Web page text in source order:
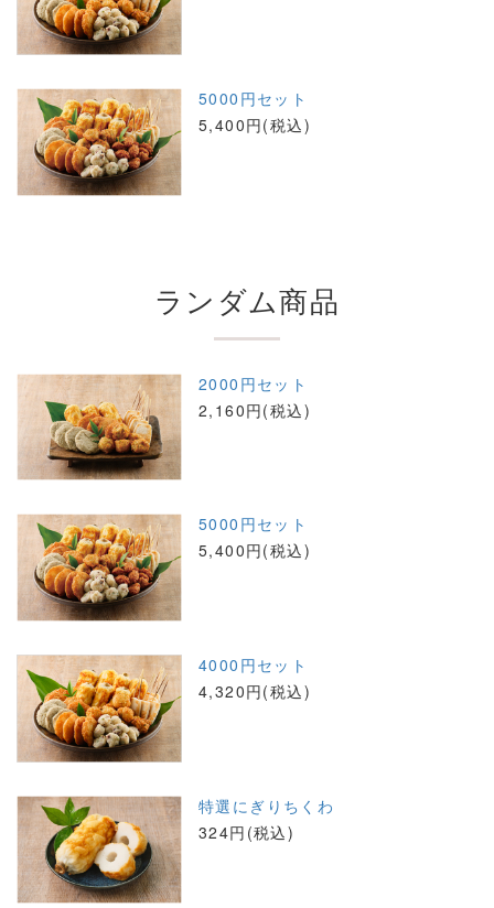
5000円セット
5,400円(税込)
ランダム商品
2000円セット
2,160円(税込)
5000円セット
5,400円(税込)
4000円セット
4,320円(税込)
特選にぎりちくわ
324円(税込)